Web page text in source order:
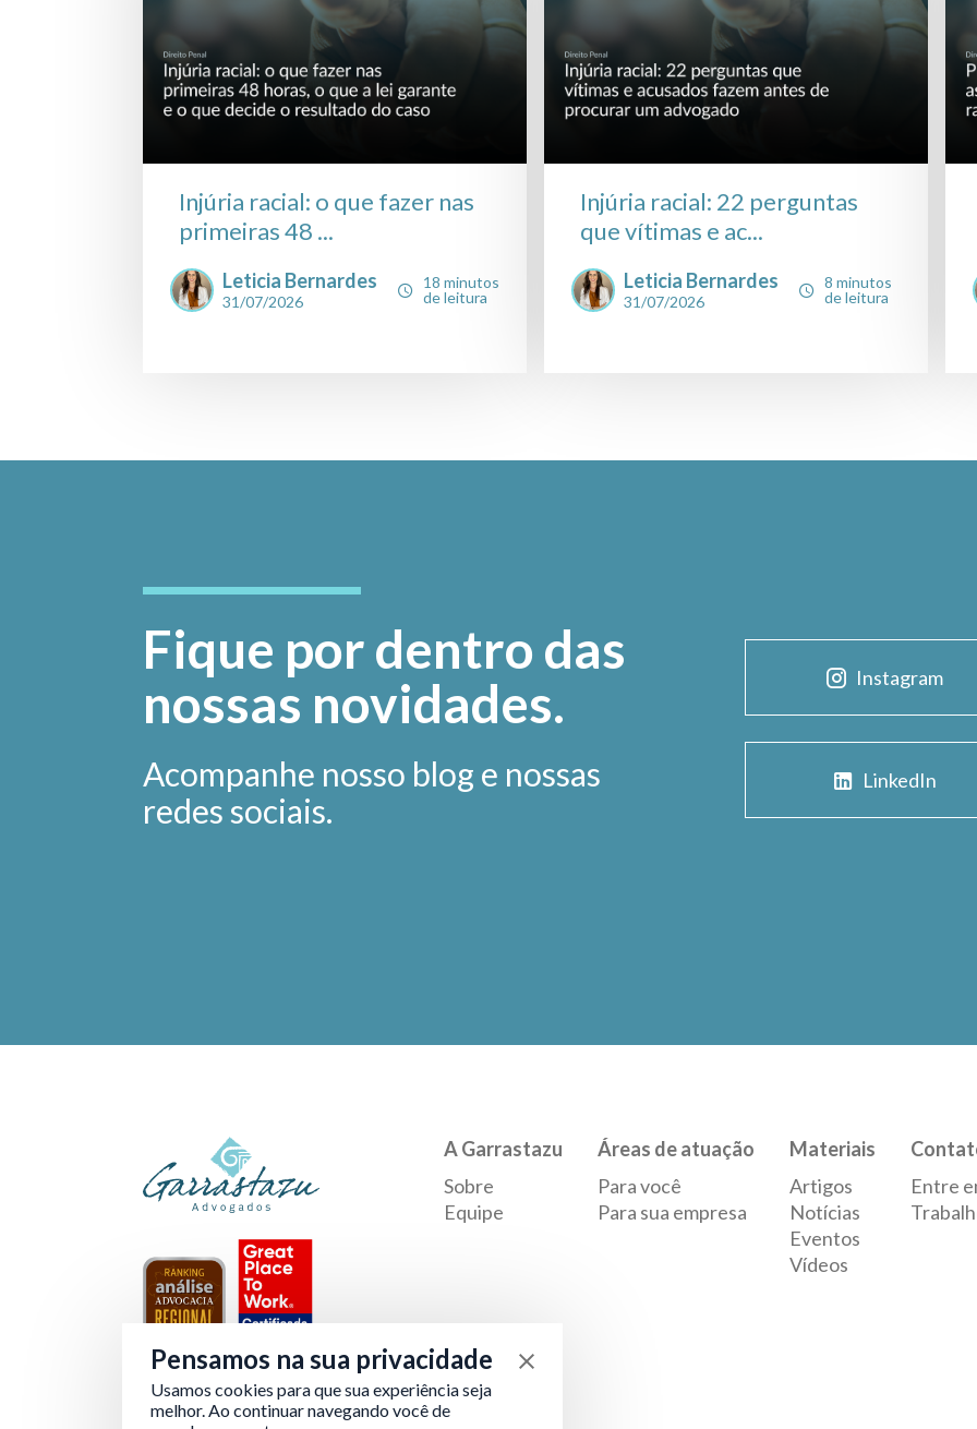
Injúria racial: o que fazer nas
primeiras 48 ...
Leticia Bernardes
31/07/2026
18 minutos
de leitura
Injúria racial: 22 perguntas
que vítimas e ac...
Leticia Bernardes
31/07/2026
8 minutos
de leitura
Fique por dentro das
nossas novidades.
Acompanhe nosso blog e nossas
redes sociais.
Instagram
LinkedIn
Verificada por
A Garrastazu
Sobre
Equipe
Áreas de atuação
Para você
Para sua empresa
Materiais
Artigos
Notícias
Eventos
Vídeos
Entre
Pensamos na sua privacidade
Usamos cookies para que sua experiência seja
melhor. Ao continuar navegando você de